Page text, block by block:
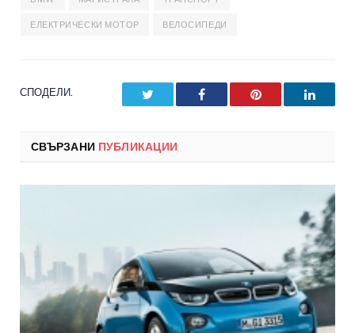
ЕЛЕКТРИЧЕСКИ МОТОР ВЕЛОСИПЕДИ
СПОДЕЛИ. Facebook Pinterest
СВЪРЗАНИ ПУБЛИКАЦИИ